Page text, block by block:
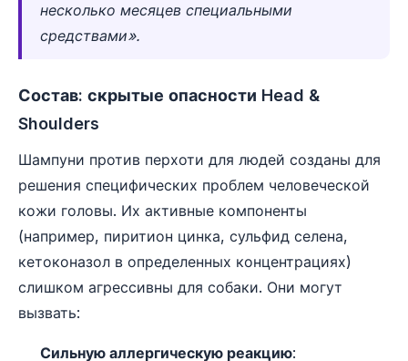
несколько месяцев специальными
средствами».
Состав: скрытые опасности Head &
Shoulders
Шампуни против перхоти для людей созданы для
решения специфических проблем человеческой
кожи головы. Их активные компоненты
(например, пиритион цинка, сульфид селена,
кетоконазол в определенных концентрациях)
слишком агрессивны для собаки. Они могут
вызвать:
Сильную аллергическую реакцию: